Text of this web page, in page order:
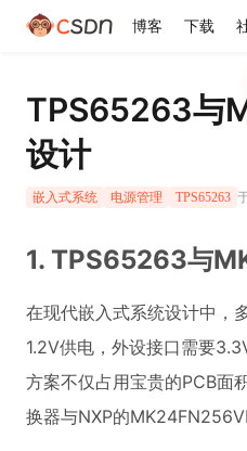
博客 下载
TPS65263与
设计
嵌入式系统 电源管理 TPS65263
1. TPS65263与
在现代嵌入式系统设计中，
1.2V供电，外设接口需要
方案不仅占用宝贵的PCB面
换器与NXP的